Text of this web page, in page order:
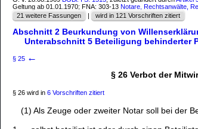
Geltung ab 01.01.1970; FNA: 303-13 Notare, Rechtsanwälte,
21 weitere Fassungen
| wird in 121 Vorschriften zitiert
Abschnitt 2 Beurkundung von
Unterabschnitt 5 Beteiligung behinderter
§ 25 ←
§ 26 Verbot der
§ 26 wird in 6 Vorschriften zitiert
(1) Als Zeuge oder zweiter Notar soll bei der